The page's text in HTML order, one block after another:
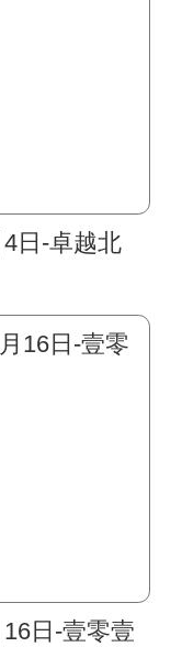
日-卓越北
日-壹零壹